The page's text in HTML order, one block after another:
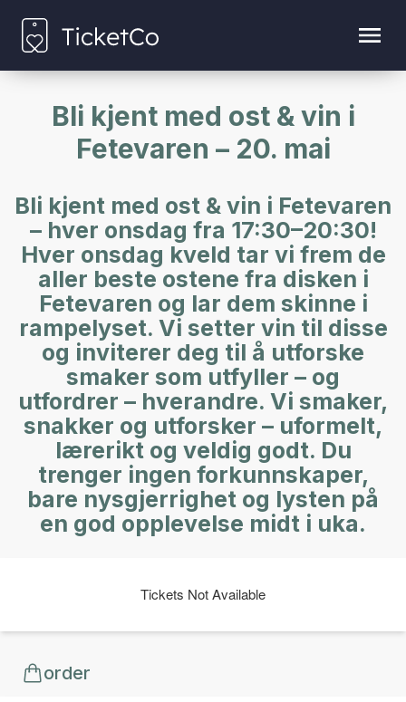
Bli kjent med ost & vin i
Fetevaren – 20. mai
Bli kjent med ost & vin i Fetevaren
– hver onsdag fra 17:30–20:30!
Hver onsdag kveld tar vi frem de
aller beste ostene fra disken i
Fetevaren og lar dem skinne i
rampelyset. Vi setter vin til disse
og inviterer deg til å utforske
smaker som utfyller – og
utfordrer – hverandre. Vi smaker,
snakker og utforsker – uformelt,
lærerikt og veldig godt. Du
trenger ingen forkunnskaper,
bare nysgjerrighet og lysten på
en god opplevelse midt i uka.
Tickets Not Available
order